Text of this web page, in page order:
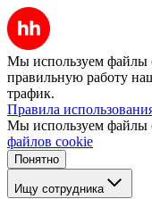
Мы используем файлы
правильную работу
трафик.
Правила
Мы используем файлы
файлов cookie
Понятно
Ищу сотрудника